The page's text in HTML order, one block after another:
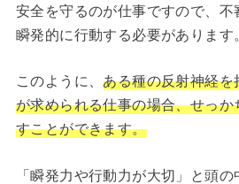
安全を守るのが仕事ですので、不
瞬発的に行動する必要があります
このように、 ある種の反射神経
が求められる仕事の場合、せっ
すことができます。
「瞬発力や行動力が大切」と頭の